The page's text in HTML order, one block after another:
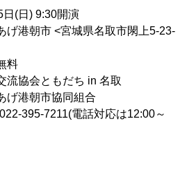
) 9:30開演
市 <宮城県名取市閖上5-23-
料
会ともだち in 名取
げ港朝市協同組合
電話対応は12:00～